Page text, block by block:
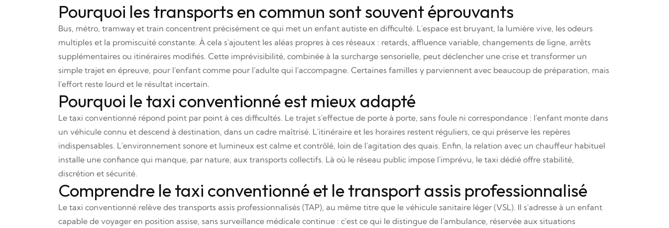
Pourquoi les transports en commun sont souvent éprouvants
Bus, métro, tramway et train concentrent précisément ce qui met un enfant autiste en difficulté. L'espace est bruyant, la lumière vive, les odeurs
multiples et la promiscuité constante. À cela s'ajoutent les aléas propres à ces réseaux : retards, affluence variable, changements de ligne, arrêts
supplémentaires ou itinéraires modifiés. Cette imprévisibilité, combinée à la surcharge sensorielle, peut déclencher une crise et transformer un
simple trajet en épreuve, pour l'enfant comme pour l'adulte qui l'accompagne. Certaines familles y parviennent avec beaucoup de préparation, mais
l'effort reste lourd et le résultat incertain.
Pourquoi le taxi conventionné est mieux adapté
Le taxi conventionné répond point par point à ces difficultés. Le trajet s'effectue de porte à porte, sans foule ni correspondance : l'enfant monte dans
un véhicule connu et descend à destination, dans un cadre maîtrisé. L'itinéraire et les horaires restent réguliers, ce qui préserve les repères
indispensables. L'environnement sonore et lumineux est calme et contrôlé, loin de l'agitation des quais. Enfin, la relation avec un chauffeur habituel
installe une confiance qui manque, par nature, aux transports collectifs. Là où le réseau public impose l'imprévu, le taxi dédié offre stabilité,
discrétion et sécurité.
Comprendre le taxi conventionné et le transport assis professionnalisé
Le taxi conventionné relève des transports assis professionnalisés (TAP), au même titre que le véhicule sanitaire léger (VSL). Il s'adresse à un enfant
capable de voyager en position assise, sans surveillance médicale continue : c'est ce qui le distingue de l'ambulance, réservée aux situations